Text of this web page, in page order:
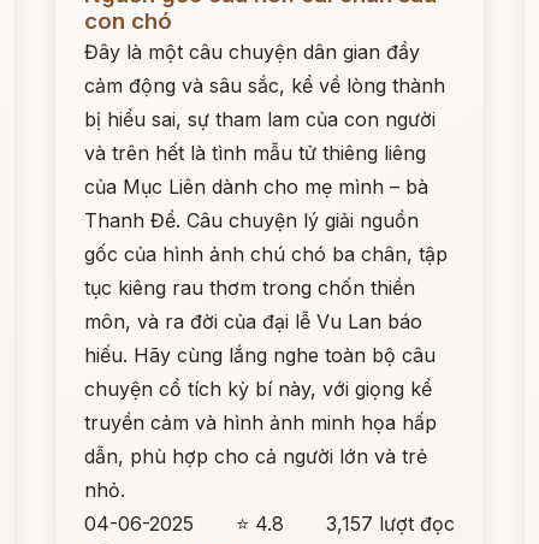
con chó
Đây là một câu chuyện dân gian đầy
cảm động và sâu sắc, kể về lòng thành
bị hiểu sai, sự tham lam của con người
và trên hết là tình mẫu tử thiêng liêng
của Mục Liên dành cho mẹ mình – bà
Thanh Đề. Câu chuyện lý giải nguồn
gốc của hình ảnh chú chó ba chân, tập
tục kiêng rau thơm trong chốn thiền
môn, và ra đời của đại lễ Vu Lan báo
hiếu. Hãy cùng lắng nghe toàn bộ câu
chuyện cổ tích kỳ bí này, với giọng kể
truyền cảm và hình ảnh minh họa hấp
dẫn, phù hợp cho cả người lớn và trẻ
nhỏ.
04-06-2025
⭐ 4.8
3,157 lượt đọc